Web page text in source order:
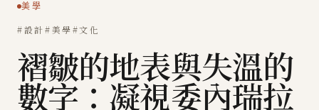
美學
#設計#美學#文化
褶皺的地表與失溫的
數字：凝視委內瑞拉